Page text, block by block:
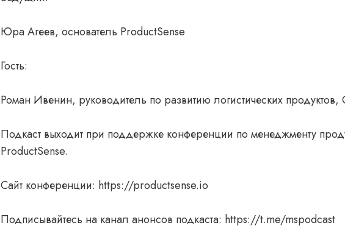
Юра Агеев, основатель ProductSense
Гость:
Роман Ивенин, руководитель по развитию логистических продуктов,
Подкаст выходит при поддержке конференции по менеджменту
ProductSense.
Сайт конференции: https://productsense.io
Подписывайтесь на канал анонсов подкаста: https://t.me/mspodcast